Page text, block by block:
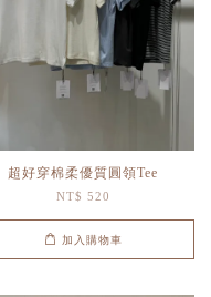
超好穿棉柔優質圓領Tee
NT$ 520
加入購物車